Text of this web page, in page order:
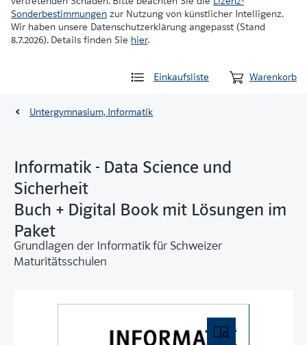
Sonderbestimmungen zur Nutzung von künstlicher Intelligenz.
Wir haben unsere Datenschutzerklärung angepasst (Stand
8.7.2026). Details finden Sie hier.
Einkaufsliste Warenkorb
Untergymnasium, Informatik
Informatik - Data Science und
Sicherheit
Buch + Digital Book mit Lösungen im
Paket
Grundlagen der Informatik für Schweizer
Maturitätsschulen